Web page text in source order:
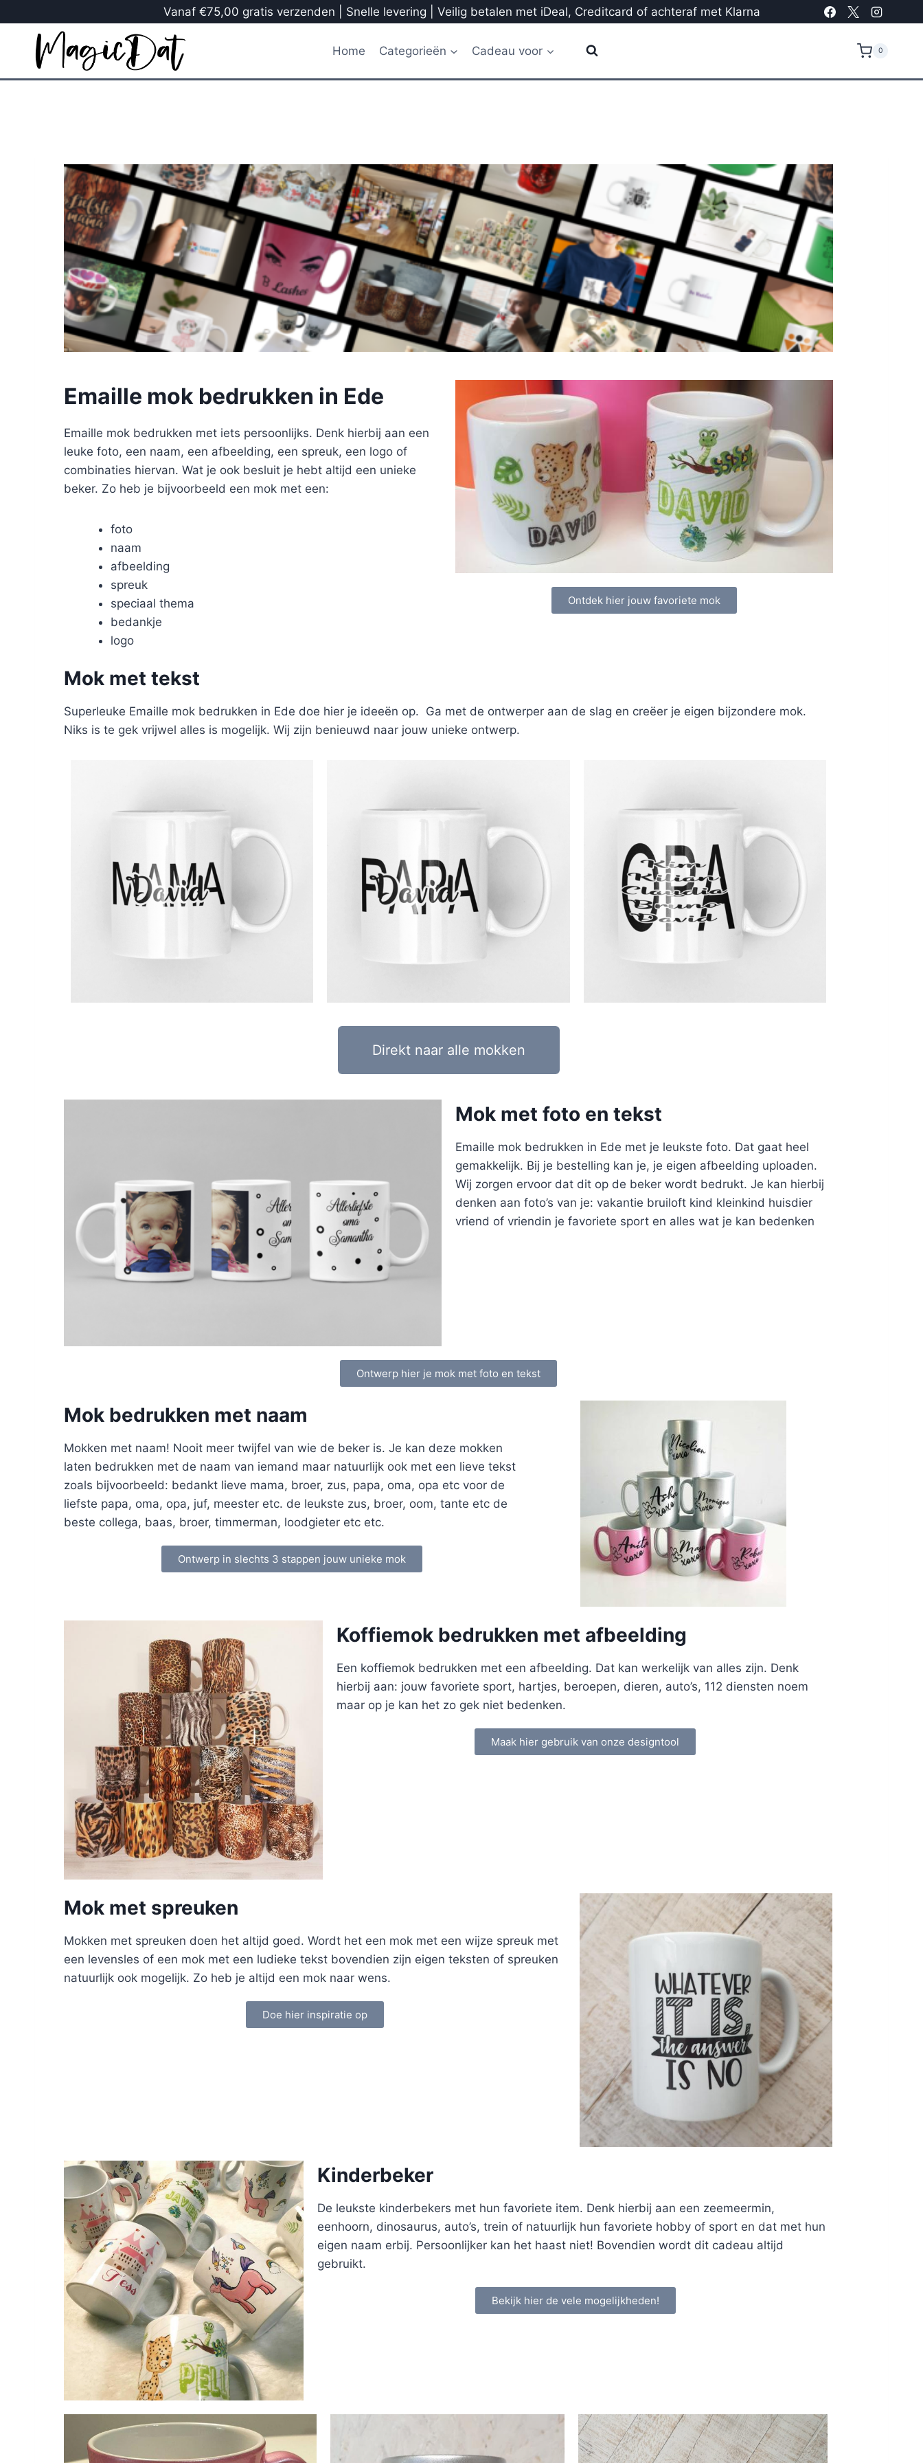
Vanaf €75,00 gratis verzenden | Snelle levering | Veilig betalen met iDeal, Creditcard of achteraf met Klarna
Home Categorieën Cadeau voor 0
Emaille mok bedrukken in Ede
Emaille mok bedrukken met iets persoonlijks. Denk hierbij aan een
leuke foto, een naam, een afbeelding, een spreuk, een logo of
combinaties hiervan. Wat je ook besluit je hebt altijd een unieke
beker. Zo heb je bijvoorbeeld een mok met een:
foto
naam
afbeelding
spreuk
speciaal thema
bedankje
logo
Ontdek hier jouw favoriete mok
Mok met tekst
Superleuke Emaille mok bedrukken in Ede doe hier je ideeën op. Ga met de ontwerper aan de slag en creëer je eigen bijzondere mok.
Niks is te gek vrijwel alles is mogelijk. Wij zijn benieuwd naar jouw unieke ontwerp.
Direkt naar alle mokken
Mok met foto en tekst
Emaille mok bedrukken in Ede met je leukste foto. Dat gaat heel
gemakkelijk. Bij je bestelling kan je, je eigen afbeelding uploaden.
Wij zorgen ervoor dat dit op de beker wordt bedrukt. Je kan hierbij
denken aan foto’s van je: vakantie bruiloft kind kleinkind huisdier
vriend of vriendin je favoriete sport en alles wat je kan bedenken
Ontwerp hier je mok met foto en tekst
Mok bedrukken met naam
Mokken met naam! Nooit meer twijfel van wie de beker is. Je kan deze mokken
laten bedrukken met de naam van iemand maar natuurlijk ook met een lieve tekst
zoals bijvoorbeeld: bedankt lieve mama, broer, zus, papa, oma, opa etc voor de
liefste papa, oma, opa, juf, meester etc. de leukste zus, broer, oom, tante etc de
beste collega, baas, broer, timmerman, loodgieter etc etc.
Ontwerp in slechts 3 stappen jouw unieke mok
Koffiemok bedrukken met afbeelding
Een koffiemok bedrukken met een afbeelding. Dat kan werkelijk van alles zijn. Denk
hierbij aan: jouw favoriete sport, hartjes, beroepen, dieren, auto’s, 112 diensten noem
maar op je kan het zo gek niet bedenken.
Maak hier gebruik van onze designtool
Mok met spreuken
Mokken met spreuken doen het altijd goed. Wordt het een mok met een wijze spreuk met
een levensles of een mok met een ludieke tekst bovendien zijn eigen teksten of spreuken
natuurlijk ook mogelijk. Zo heb je altijd een mok naar wens.
Doe hier inspiratie op
Kinderbeker
De leukste kinderbekers met hun favoriete item. Denk hierbij aan een zeemeermin,
eenhoorn, dinosaurus, auto’s, trein of natuurlijk hun favoriete hobby of sport en dat met hun
eigen naam erbij. Persoonlijker kan het haast niet! Bovendien wordt dit cadeau altijd
gebruikt.
Bekijk hier de vele mogelijkheden!